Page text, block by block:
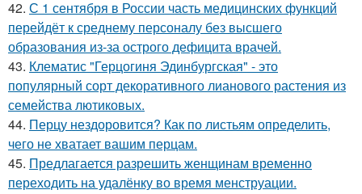
42. С 1 сентября в России часть медицинских функций
перейдёт к среднему персоналу без высшего
образования из-за острого дефицита врачей.
43. Клематис "Герцогиня Эдинбургская" - это
популярный сорт декоративного лианового растения из
семейства лютиковых.
44. Перцу нездоровится? Как по листьям определить,
чего не хватает вашим перцам.
45. Предлагается разрешить женщинам временно
переходить на удалёнку во время менструации.